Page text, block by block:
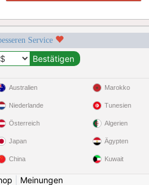
Service
Australien
Niederlande
Österreich
Japan
China
Marokko
Tunesien
Algerien
Ägypten
Kuwait
Meinungen